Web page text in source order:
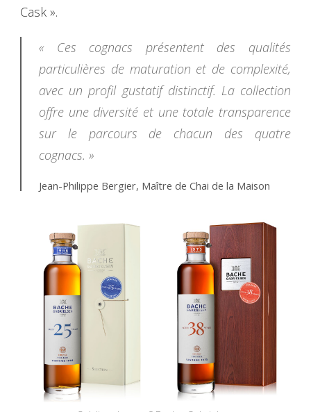
Cask ».
« Ces cognacs présentent des qualités
particulières de maturation et de complexité,
avec un profil gustatif distinctif. La collection
offre une diversité et une totale transparence
sur le parcours de chacun des quatre
cognacs. »
Jean-Philippe Bergier, Maître de Chai de la Maison